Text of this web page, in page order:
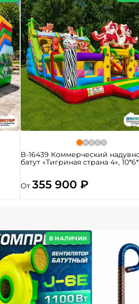
B-16439 Коммерческий
батут «Тигриная страна 4»,
От 355 900 ₽
В НАЛИЧИИ